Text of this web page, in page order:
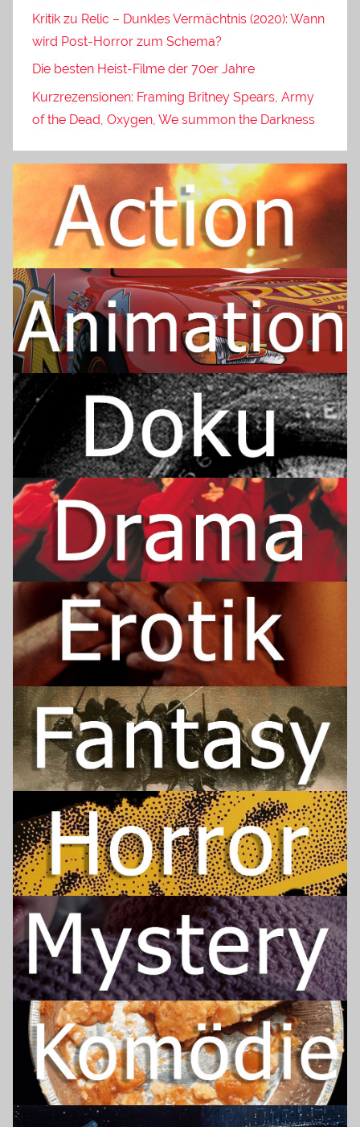
Kritik zu Relic – Dunkles Vermächtnis (2020): Wann
wird Post-Horror zum Schema?
Die besten Heist-Filme der 70er Jahre
Kurzrezensionen: Framing Britney Spears, Army
of the Dead, Oxygen, We summon the Darkness